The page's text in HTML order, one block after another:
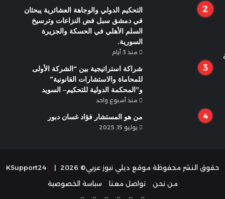
التحكيم الدولي والوجاهة العشائرية يبحثان
في دمشق سبل فض النزاعات وترسيخ
السلم الأهلي في الحسكة والجزيرة
السورية.
منذ 3 أيام
شراكة استراتيجية بين “الشركة الأولى
للمحاماة والاستشارات القانونية”
و”المحكمة الدولية للتحكيم– السويد
منذ أسبوع واحد
من هو المستشار فؤاد غسان دبور
يوليو 15, 2025
حقوق النشر محفوظة موقع ديلي نيوز عربي© 2026 |
KSupport24
من نحن
تواصل معنا
سياسة الخصوصية